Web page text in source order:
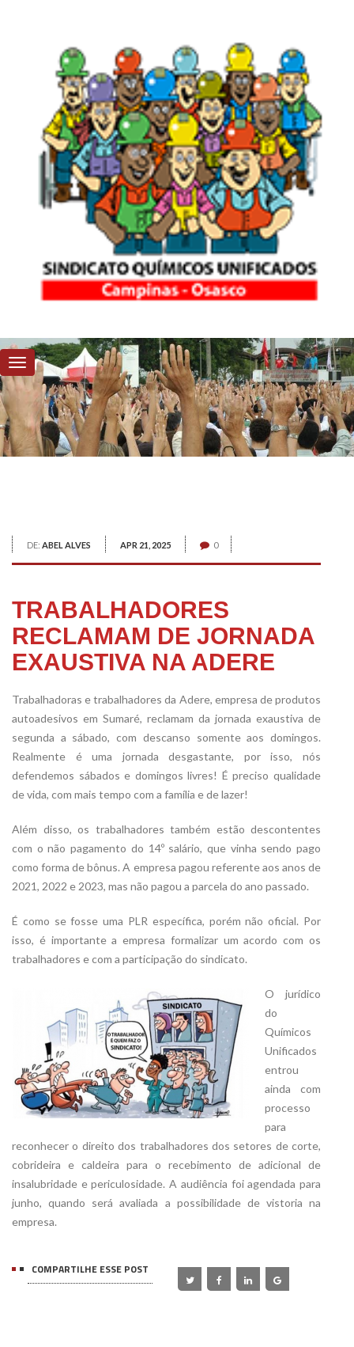
DE: ABEL ALVES APR 21, 2025 0
TRABALHADORES
RECLAMAM DE JORNADA
EXAUSTIVA NA ADERE
Trabalhadoras e trabalhadores da Adere, empresa de produtos
autoadesivos em Sumaré, reclamam da jornada exaustiva de
segunda a sábado, com descanso somente aos domingos.
Realmente é uma jornada desgastante, por isso, nós
defendemos sábados e domingos livres! É preciso qualidade
de vida, com mais tempo com a família e de lazer!
Além disso, os trabalhadores também estão descontentes
com o não pagamento do 14º salário, que vinha sendo pago
como forma de bônus. A empresa pagou referente aos anos de
2021, 2022 e 2023, mas não pagou a parcela do ano passado.
É como se fosse uma PLR específica, porém não oficial. Por
isso, é importante a empresa formalizar um acordo com os
trabalhadores e com a participação do sindicato.
O jurídico
do
Químicos
Unificados
entrou
ainda com
processo
para
reconhecer o direito dos trabalhadores dos setores de corte,
cobrideira e caldeira para o recebimento de adicional de
insalubridade e periculosidade. A audiência foi agendada para
junho, quando será avaliada a possibilidade de vistoria na
empresa.
COMPARTILHE ESSE POST